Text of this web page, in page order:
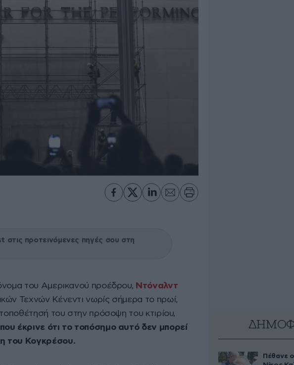
στις προτεινόμενες πηγές σου στη
του Αμερικανού προέδρου, Ντόναλντ
Τεχνών Κένεντι νωρίς σήμερα το πρωί,
του στην πρόσοψη του κτιρίου,
έκρινε ότι το τοπόσημο αυτό δεν μπορεί
του Κογκρέσου.
Πέθανε